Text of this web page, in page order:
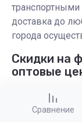
Сравнение
доставка до
города
Скидки на
оптовые
При больших
предприятия